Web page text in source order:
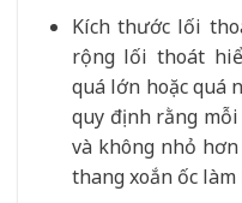
Kích thước lối
rộng lối thoát
quá lớn hoặc quá
quy định rằng
và không nhỏ
thang xoắn ốc